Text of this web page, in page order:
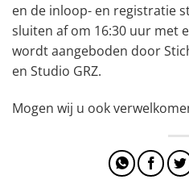
en de inloop- en registratie
sluiten af om 16:30 uur met
wordt aangeboden door
en Studio GRZ.
Mogen wij u ook